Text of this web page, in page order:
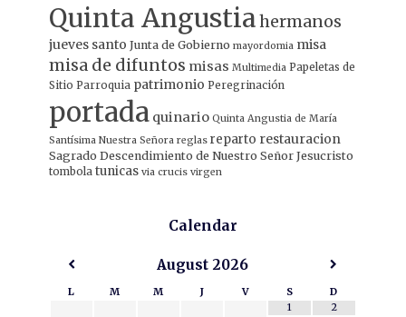
Quinta Angustiahermanos
jueves santo Junta de Gobierno mayordomia misa
misa de difuntos misas Multimedia Papeletas de
Sitio Parroquia patrimonio Peregrinación
portada quinario Quinta Angustia de María
Santísima Nuestra Señora reglas reparto restauracion
Sagrado Descendimiento de Nuestro Señor Jesucristo
tombola tunicas via crucis virgen
Calendar
August 2026
L M M J V S
D
1
2